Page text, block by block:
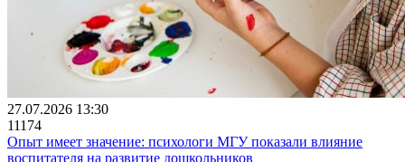
27.07.2026 13:30
11174
Опыт имеет значение: психологи МГУ показали влияние
воспитателя на развитие дошкольников